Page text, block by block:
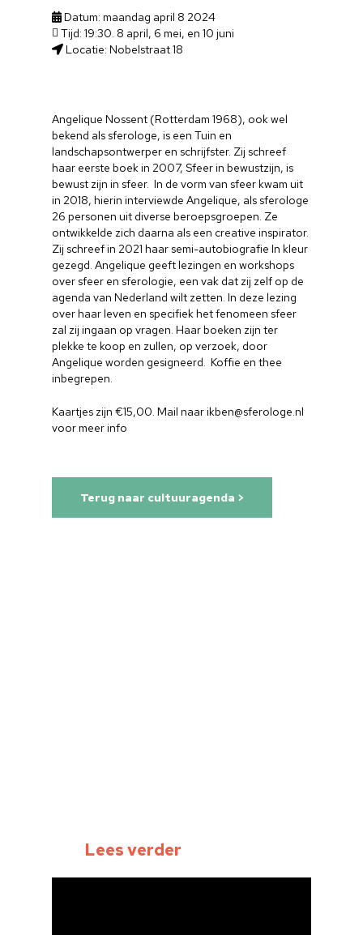
Angelique Nossent (Rotterdam 1968), ook wel
bekend als sferologe, is een Tuin en
landschapsontwerper en schrijfster. Zij schreef
haar eerste boek in 2007, Sfeer in bewustzijn, is
bewust zijn in sfeer. In de vorm van sfeer kwam uit
in 2018, hierin interviewde Angelique, als sferologe
26 personen uit diverse beroepsgroepen. Ze
ontwikkelde zich daarna als een creative inspirator.
Zij schreef in 2021 haar semi-autobiografie In kleur
gezegd. Angelique geeft lezingen en workshops
over sfeer en sferologie, een vak dat zij zelf op de
agenda van Nederland wilt zetten. In deze lezing
over haar leven en specifiek het fenomeen sfeer
zal zij ingaan op vragen. Haar boeken zijn ter
plekke te koop en zullen, op verzoek, door
Angelique worden gesigneerd. Koffie en thee
inbegrepen.
Kaartjes zijn €15,00. Mail naar ikben@sferologe.nl
voor meer info
Terug naar cultuuragenda >
Datum: maandag april 8 2024
Tijd: 19:30. 8 april, 6 mei, en 10 juni
Locatie: Nobelstraat 18
Lees verder